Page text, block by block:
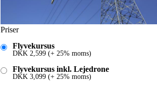
Priser
Flyvekursus
DKK 2,599 (+ 25% moms)
Flyvekursus inkl. Lejedrone
DKK 3,099 (+ 25% moms)